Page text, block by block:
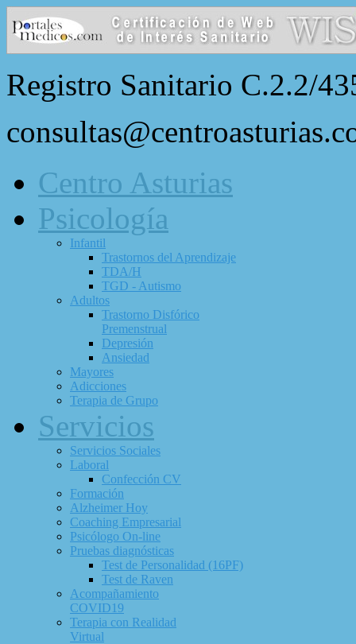
Registro Sanitario C.2.2/
Centro Asturias
Psicología
Infantil
Trastornos del Aprendizaje
TDA/H
TGD - Autismo
Adultos
Trastorno Disfórico
Premenstrual
Depresión
Ansiedad
Mayores
Adicciones
Terapia de Grupo
Servicios
Servicios Sociales
Laboral
Confección CV
Formación
Alzheimer Hoy
Coaching Empresarial
Psicólogo On-line
Pruebas diagnósticas
Test de Personalidad (16PF)
Test de Raven
Acompañamiento
COVID19
Terapia con Realidad
Virtual